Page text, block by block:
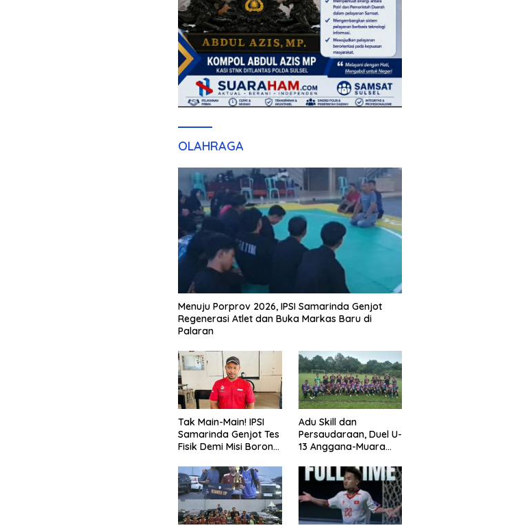
OLAHRAGA
Menuju Porprov 2026, IPSI Samarinda Genjot
Regenerasi Atlet dan Buka Markas Baru di
Palaran
Tak Main-Main! IPSI
Samarinda Genjot Tes
Fisik Demi Misi Borong
Kaltim 2026
Adu Skill dan
Persaudaraan, Duel U-
13 Anggana-Muara
Meriah